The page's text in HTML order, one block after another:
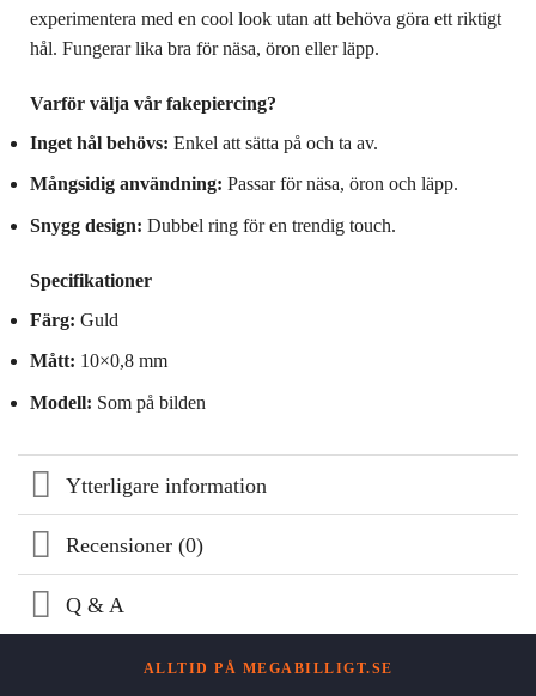
experimentera med en cool look utan att behöva göra ett riktigt
hål. Fungerar lika bra för näsa, öron eller läpp.
Varför välja vår fakepiercing?
Inget hål behövs: Enkel att sätta på och ta av.
Mångsidig användning: Passar för näsa, öron och läpp.
Snygg design: Dubbel ring för en trendig touch.
Specifikationer
Färg: Guld
Mått: 10×0,8 mm
Modell: Som på bilden
Ytterligare information
Recensioner (0)
Q & A
ALLTID PÅ MEGABILLIGT.SE